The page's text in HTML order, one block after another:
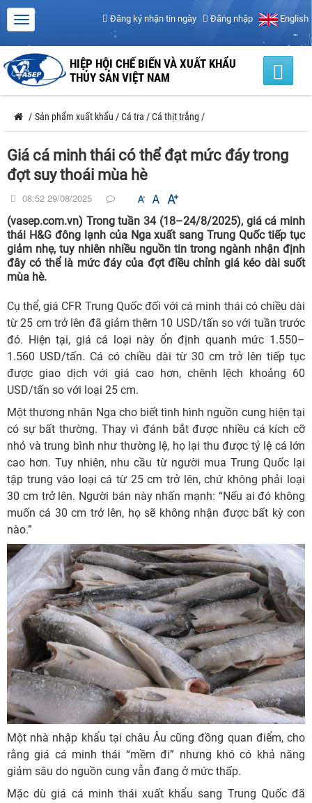
Đăng ký nhận tin ngày Đăng nhập English
HIỆP HỘI CHẾ BIẾN VÀ XUẤT KHẨU
THỦY SẢN VIỆT NAM
/ Sản phẩm xuất khẩu /Cá tra /Cá thịt trắng /
Giá cá minh thái có thể đạt mức đáy trong
đợt suy thoái mùa hè
08:52 29/08/2025
(vasep.com.vn) Trong tuần 34 (18–24/8/2025), giá cá minh
thái H&G đông lạnh của Nga xuất sang Trung Quốc tiếp tục
giảm nhẹ, tuy nhiên nhiều nguồn tin trong ngành nhận định
đây có thể là mức đáy của đợt điều chỉnh giá kéo dài suốt
mùa hè.
Cụ thể, giá CFR Trung Quốc đối với cá minh thái có chiều dài
từ 25 cm trở lên đã giảm thêm 10 USD/tấn so với tuần trước
đó. Hiện tại, giá cá loại này ổn định quanh mức 1.550–
1.560 USD/tấn. Cá có chiều dài từ 30 cm trở lên tiếp tục
được giao dịch với giá cao hơn, chênh lệch khoảng 60
USD/tấn so với loại 25 cm.
Một thương nhân Nga cho biết tình hình nguồn cung hiện tại
có sự bất thường. Thay vì đánh bắt được nhiều cá kích cỡ
nhỏ và trung bình như thường lệ, họ lại thu được tỷ lệ cá lớn
cao hơn. Tuy nhiên, nhu cầu từ người mua Trung Quốc lại
tập trung vào loại cá từ 25 cm trở lên, chứ không phải loại
30 cm trở lên. Người bán này nhấn mạnh: “Nếu ai đó không
muốn cá 30 cm trở lên, họ sẽ không nhận được bất kỳ con
nào.”
Một nhà nhập khẩu tại châu Âu cũng đồng quan điểm, cho
rằng giá cá minh thái “mềm đi” nhưng khó có khả năng
giảm sâu do nguồn cung vẫn đang ở mức thấp.
Mặc dù giá cá minh thái xuất khẩu sang Trung Quốc đã